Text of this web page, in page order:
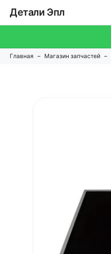
Детали Эпл
Главная Магазин запчастей